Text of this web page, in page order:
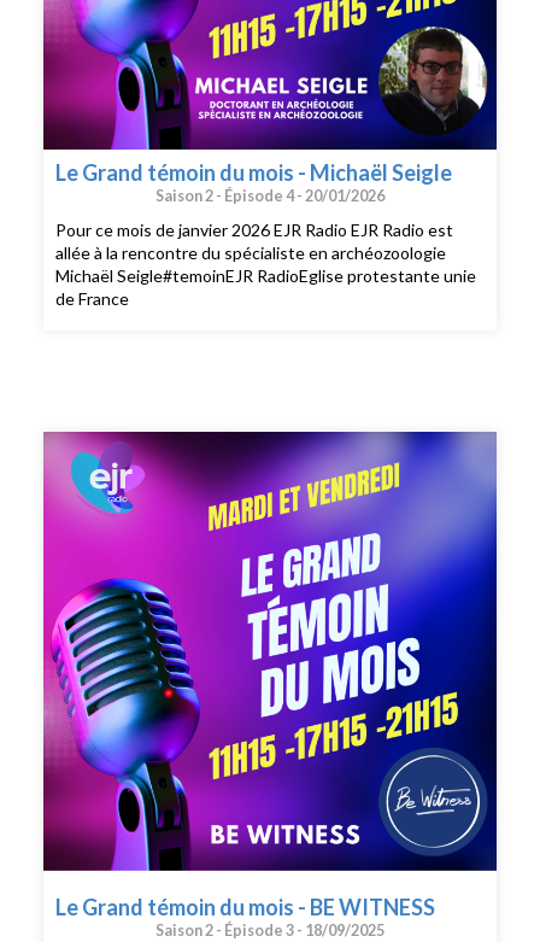
Le Grand témoin du mois - Michaël Seigle
Saison 2 - Épisode 4 - 20/01/2026
Pour ce mois de janvier 2026 EJR Radio EJR Radio est
allée à la rencontre du spécialiste en archéozoologie
Michaël Seigle#temoinEJR RadioEglise protestante unie
de France
Le Grand témoin du mois - BE WITNESS
Saison 2 - Épisode 3 - 18/09/2025